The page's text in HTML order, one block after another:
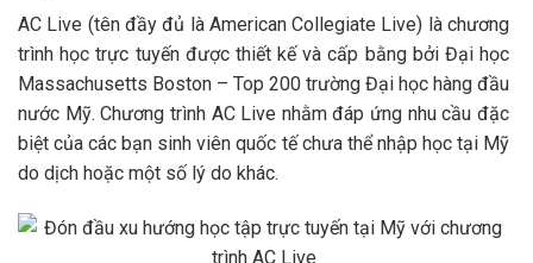
AC Live (tên đầy đủ là American Collegiate Live) là chương
trình học trực tuyến được thiết kế và cấp bằng bởi Đại học
Massachusetts Boston – Top 200 trường Đại học hàng đầu
nước Mỹ. Chương trình AC Live nhằm đáp ứng nhu cầu đặc
biệt của các bạn sinh viên quốc tế chưa thể nhập học tại Mỹ
do dịch hoặc một số lý do khác.